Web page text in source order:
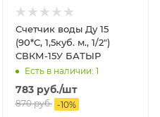
Счетчик воды Ду 15
(90*C, 1,5куб. м., 1/2")
СВКМ-15У БАТЫР
Есть в наличии: 1
783руб./шт
870руб. -10%